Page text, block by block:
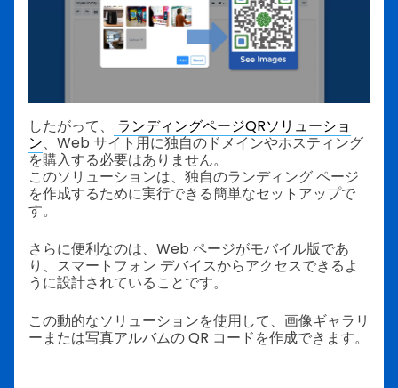
したがって、
ランディングページQRソリューショ
ン、Web サイト用に独自のドメインやホスティング
を購入する必要はありません。
このソリューションは、独自のランディング ページ
を作成するために実行できる簡単なセットアップで
す。
さらに便利なのは、Web ページがモバイル版であ
り、スマートフォン デバイスからアクセスできるよ
うに設計されていることです。
この動的なソリューションを使用して、画像ギャラリ
ーまたは写真アルバムの QR コードを作成できます。